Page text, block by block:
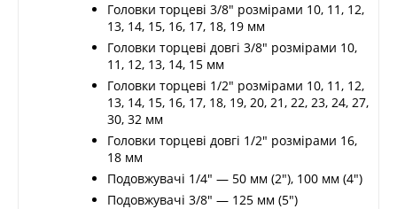
Головки торцеві 3/8" розмірами 10, 11, 12,
13, 14, 15, 16, 17, 18, 19 мм
Головки торцеві довгі 3/8" розмірами 10,
11, 12, 13, 14, 15 мм
Головки торцеві 1/2" розмірами 10, 11, 12,
13, 14, 15, 16, 17, 18, 19, 20, 21, 22, 23, 24, 27,
30, 32 мм
Головки торцеві довгі 1/2" розмірами 16,
18 мм
Подовжувачі 1/4" — 50 мм (2"), 100 мм (4")
Подовжувачі 3/8" — 125 мм (5")